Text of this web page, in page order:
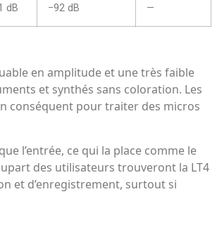
dB −92 dB —
en amplitude et une très faible
et synthés sans coloration. Les
conséquent pour traiter des micros
l’entrée, ce qui la place comme le
des utilisateurs trouveront la LT4
et d’enregistrement, surtout si